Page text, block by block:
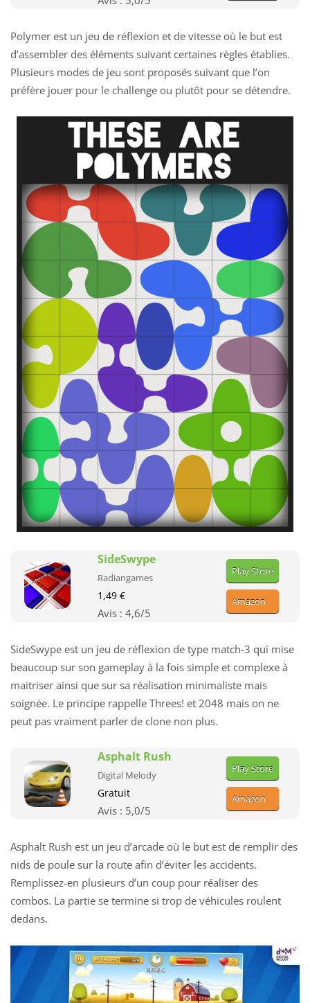
Polymer est un jeu de réflexion et de vitesse où le but est
d’assembler des éléments suivant certaines règles établies.
Plusieurs modes de jeu sont proposés suivant que l’on
préfère jouer pour le challenge ou plutôt pour se détendre.
SideSwype
Radiangames
1,49 €
Avis : 4,6/5
Play Store
Amazon
SideSwype est un jeu de réflexion de type match-3 qui mise
beaucoup sur son gameplay à la fois simple et complexe à
maitriser ainsi que sur sa réalisation minimaliste mais
soignée. Le principe rappelle Threes! et 2048 mais on ne
peut pas vraiment parler de clone non plus.
Asphalt Rush
Digital Melody
Gratuit
Avis : 5,0/5
Play Store
Amazon
Asphalt Rush est un jeu d’arcade où le but est de remplir des
nids de poule sur la route afin d’éviter les accidents.
Remplissez-en plusieurs d’un coup pour réaliser des
combos. La partie se termine si trop de véhicules roulent
dedans.